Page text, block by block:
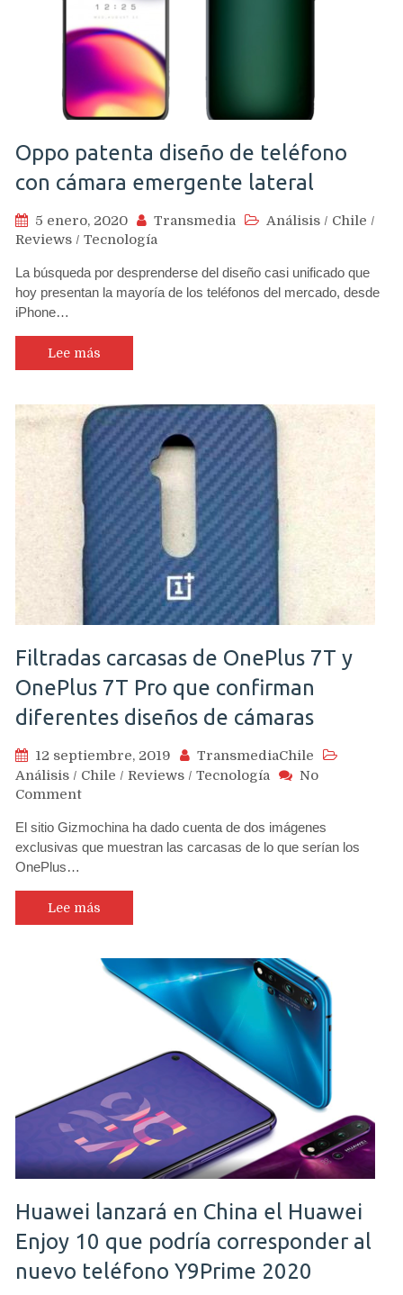
Oppo patenta diseño de teléfono
con cámara emergente lateral
5 enero, 2020 Transmedia Análisis / Chile /
Reviews / Tecnología
La búsqueda por desprenderse del diseño casi unificado que
hoy presentan la mayoría de los teléfonos del mercado, desde
iPhone…
Lee más
Filtradas carcasas de OnePlus 7T y
OnePlus 7T Pro que confirman
diferentes diseños de cámaras
12 septiembre, 2019
TransmediaChile
Análisis / Chile / Reviews / Tecnología
No
Commenton
carcasas
de
7T
y
OnePlus
Pro
confirman
cámaras
El sitio Gizmochina ha dado cuenta de dos imágenes
exclusivas que muestran las carcasas de lo que serían los
OnePlus…
Lee más
Huawei lanzará en China el Huawei
Enjoy 10 que podría corresponder al
nuevo teléfono Y9Prime 2020